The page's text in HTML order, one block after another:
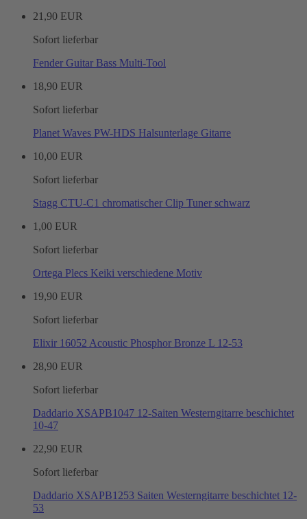
21,90 EUR
Sofort lieferbar
Fender Guitar Bass Multi-Tool
18,90 EUR
Sofort lieferbar
Planet Waves PW-HDS Halsunterlage Gitarre
10,00 EUR
Sofort lieferbar
Stagg CTU-C1 chromatischer Clip Tuner schwarz
1,00 EUR
Sofort lieferbar
Ortega Plecs Keiki verschiedene Motiv
19,90 EUR
Sofort lieferbar
Elixir 16052 Acoustic Phosphor Bronze L 12-53
28,90 EUR
Sofort lieferbar
Daddario XSAPB1047 12-Saiten Westerngitarre beschichtet
10-47
22,90 EUR
Sofort lieferbar
Daddario XSAPB1253 Saiten Westerngitarre beschichtet 12-
53